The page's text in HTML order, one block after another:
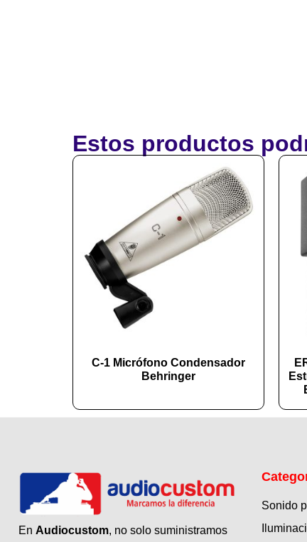
Estos productos
C-1 Micrófono Condensador
Behringer
En Audiocustom, no solo suministramos
Sonido